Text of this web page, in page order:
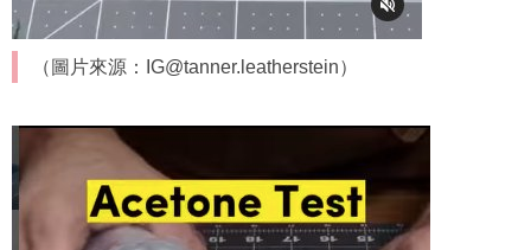
（圖片來源：IG@tanner.leatherstein）